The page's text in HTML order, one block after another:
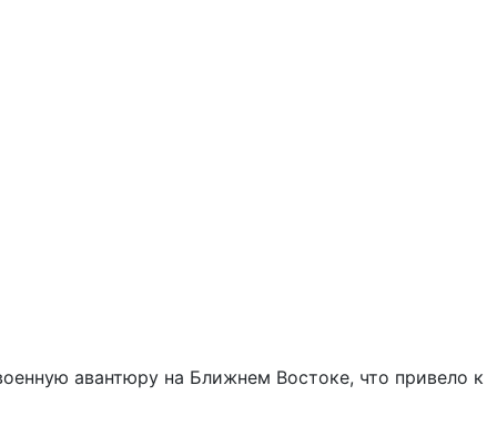
авантюру на Ближнем Востоке, что привело к